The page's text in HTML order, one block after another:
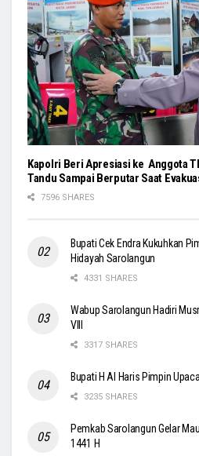
Kapolri Beri Apresiasi ke Anggota
Tandu Sampai Berputar Saat
7596 SHARES
Bupati Cek Endra Kukuhkan
Hidayah Sarolangun
4331 SHARES
Wabup Sarolangun Hadiri
VIII
3317 SHARES
Bupati H Al Haris Pimpin
3235 SHARES
Pemkab Sarolangun Gelar
1441 H